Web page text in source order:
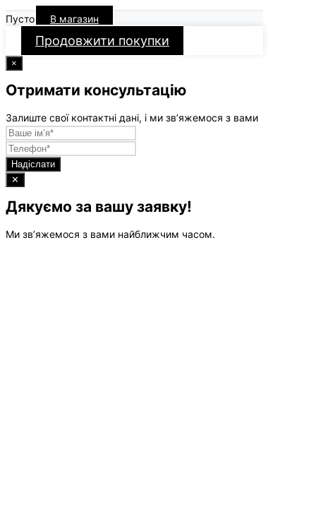
Пусто В магазин
Продовжити покупки
×
Отримати консультацію
Залиште свої контактні дані, і ми зв’яжемося з вами
Надіслати
✕
Дякуємо за вашу заявку!
Ми зв’яжемося з вами найближчим часом.